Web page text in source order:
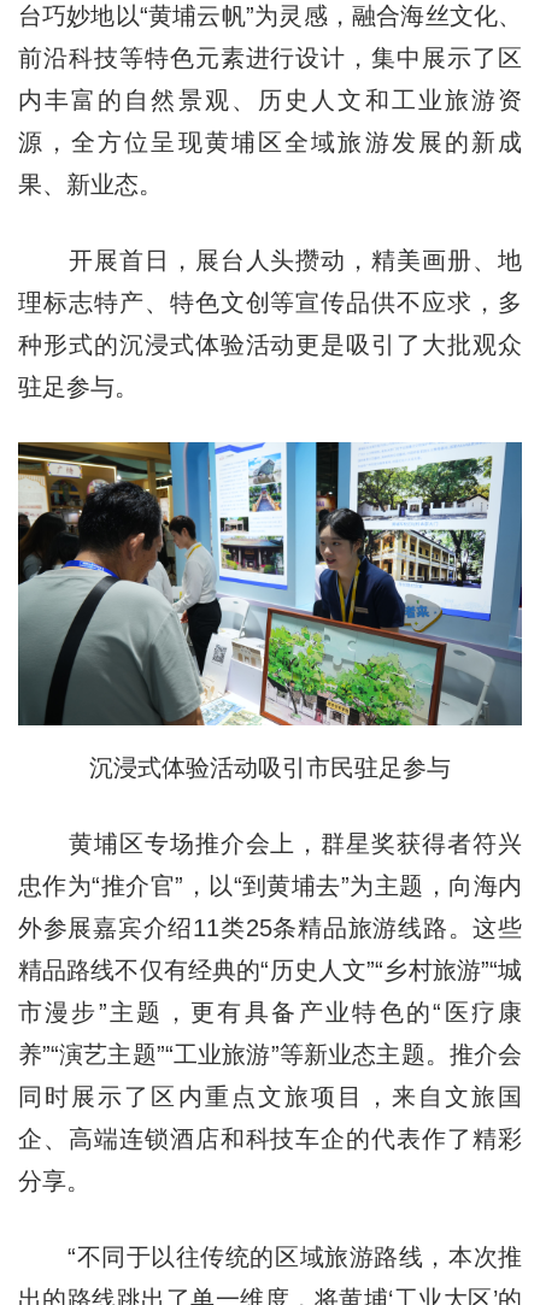
台巧妙地以“黄埔云帆”为灵感，融合海丝文化、
前沿科技等特色元素进行设计，集中展示了区
内丰富的自然景观、历史人文和工业旅游资
源，全方位呈现黄埔区全域旅游发展的新成
果、新业态。
开展首日，展台人头攒动，精美画册、地
理标志特产、特色文创等宣传品供不应求，多
种形式的沉浸式体验活动更是吸引了大批观众
驻足参与。
沉浸式体验活动吸引市民驻足参与
黄埔区专场推介会上，群星奖获得者符兴
忠作为“推介官”，以“到黄埔去”为主题，向海内
外参展嘉宾介绍11类25条精品旅游线路。这些
精品路线不仅有经典的“历史人文”“乡村旅游”“城
市漫步”主题，更有具备产业特色的“医疗康
养”“演艺主题”“工业旅游”等新业态主题。推介会
同时展示了区内重点文旅项目，来自文旅国
企、高端连锁酒店和科技车企的代表作了精彩
分享。
“不同于以往传统的区域旅游路线，本次推
出的路线跳出了单一维度，将黄埔‘工业大区’的